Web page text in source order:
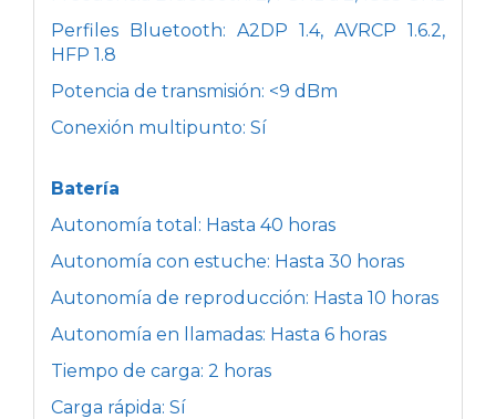
Perfiles Bluetooth: A2DP 1.4, AVRCP 1.6.2,
HFP 1.8
Potencia de transmisión: <9 dBm
Conexión multipunto: Sí
Batería
Autonomía total: Hasta 40 horas
Autonomía con estuche: Hasta 30 horas
Autonomía de reproducción: Hasta 10 horas
Autonomía en llamadas: Hasta 6 horas
Tiempo de carga: 2 horas
Carga rápida: Sí